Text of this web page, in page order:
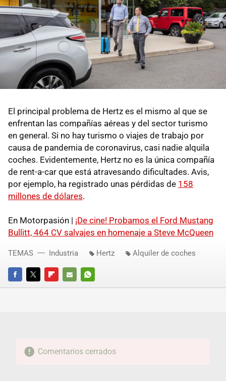
El principal problema de Hertz es el mismo al que se
enfrentan las compañías aéreas y del sector turismo
en general. Si no hay turismo o viajes de trabajo por
causa de pandemia de coronavirus, casi nadie alquila
coches. Evidentemente, Hertz no es la única compañía
de rent-a-car que está atravesando dificultades. Avis,
por ejemplo, ha registrado unas pérdidas de 158
millones de dólares.
En Motorpasión | ¡De cine! Probamos el Ford Mustang
Bullitt, 464 CV salvajes en homenaje a Steve McQueen
FACEBOOKTWITTERFLIPBOARD
E-
WHATSAPP
TEMAS Industria Hertz Alquiler de coches
Comentarios cerrados